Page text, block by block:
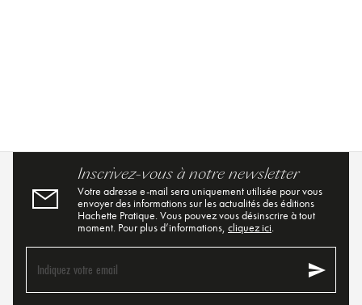
Inscrivez-vous à notre newsletter
Votre adresse e-mail sera uniquement utilisée pour vous
envoyer des informations sur les actualités des éditions
Hachette Pratique. Vous pouvez vous désinscrire à tout
moment. Pour plus d’informations, cliquez ici.
Indiquez votre email send